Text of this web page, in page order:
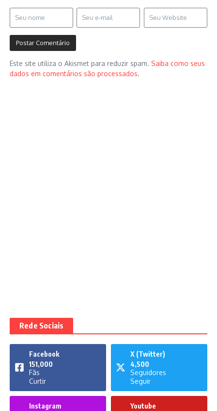
Este site utiliza o Akismet para reduzir spam. Saiba como seus
dados em comentários são processados.
Rede Sociais
Facebook
151,000
Fãs
Curtir
X (Twitter)
4,500
Seguidores
Seguir
Instagram
Youtube